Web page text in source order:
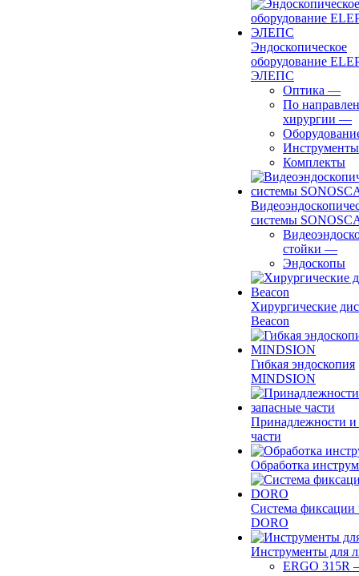
Эндоскопическое
оборудование
ЭЛЕПС
Оптика —
По
хирургии —
Инструменты
Комплекты
системы
стойки —
Эндоскопы
Хирургические
Beacon
Гибкая эндоскопия
MINDSION
Принадлежности и
части
Обработка
Система фиксации
DORO
Инструменты для
ERGO 315R